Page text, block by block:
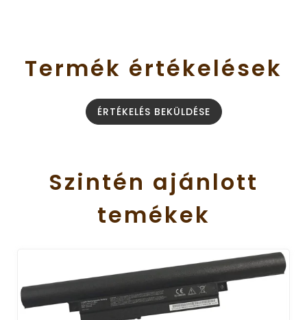
Termék értékelések
ÉRTÉKELÉS BEKÜLDÉSE
Szintén ajánlott
temékek